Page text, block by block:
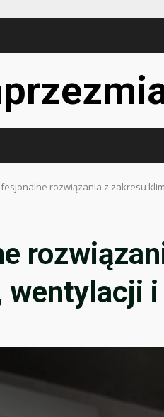
rozwiązania z zakresu
i